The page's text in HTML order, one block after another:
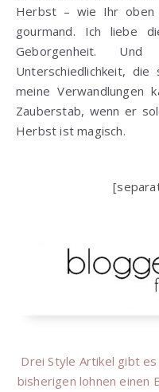
Herbst – wie Ihr oben
gourmand. Ich liebe
Geborgenheit.
Unterschiedlichkeit,
meine Verwandlungen
Zauberstab, wenn er
Herbst ist magisch.
Drei Style Artikel gibt
bisherigen lohnen einen